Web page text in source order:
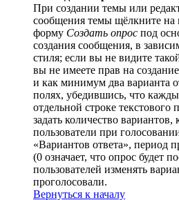
При создании темы или
сообщения темы щёлкните на
форму Создать опрос под
создания сообщения, в
стиля; если вы не видите
вы не имеете прав на
и как минимум два варианта
полях, убедившись, что
отдельной строке
задать количество
пользователи при
«Вариантов ответа», период
(0 означает, что опрос будет
пользователей изменять
проголосовали.
Вернуться к началу